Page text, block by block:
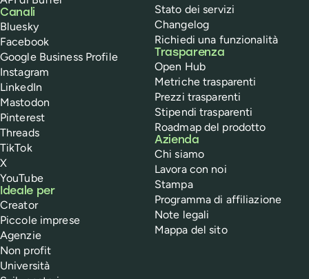
Canali
Bluesky
Facebook
Google Business Profile
Instagram
LinkedIn
Mastodon
Pinterest
Threads
TikTok
X
YouTube
Ideale per
Creator
Piccole imprese
Agenzie
Non profit
Università
Stato dei servizi
Changelog
Richiedi una funzionalità
Trasparenza
Open Hub
Metriche trasparenti
Prezzi trasparenti
Stipendi trasparenti
Roadmap del prodotto
Azienda
Chi siamo
Lavora con noi
Stampa
Programma di affiliazione
Note legali
Mappa del sito